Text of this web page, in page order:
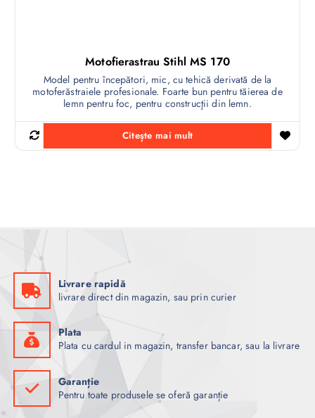
Motofierastrau Stihl MS 170
Model pentru începători, mic, cu tehică derivată de la
motoferăstraiele profesionale. Foarte bun pentru tăierea de
lemn pentru foc, pentru construcţii din lemn.
Citește mai mult
Livrare rapidă
livrare direct din magazin, sau prin curier
Plata
Plata cu cardul in magazin, transfer bancar, sau la livrare
Garanție
Pentru toate produsele se oferă garanție